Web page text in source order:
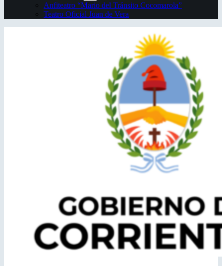
Anfiteatro “Mario del Tránsito Cocomarola”
Teatro Oficial Juan de Vera